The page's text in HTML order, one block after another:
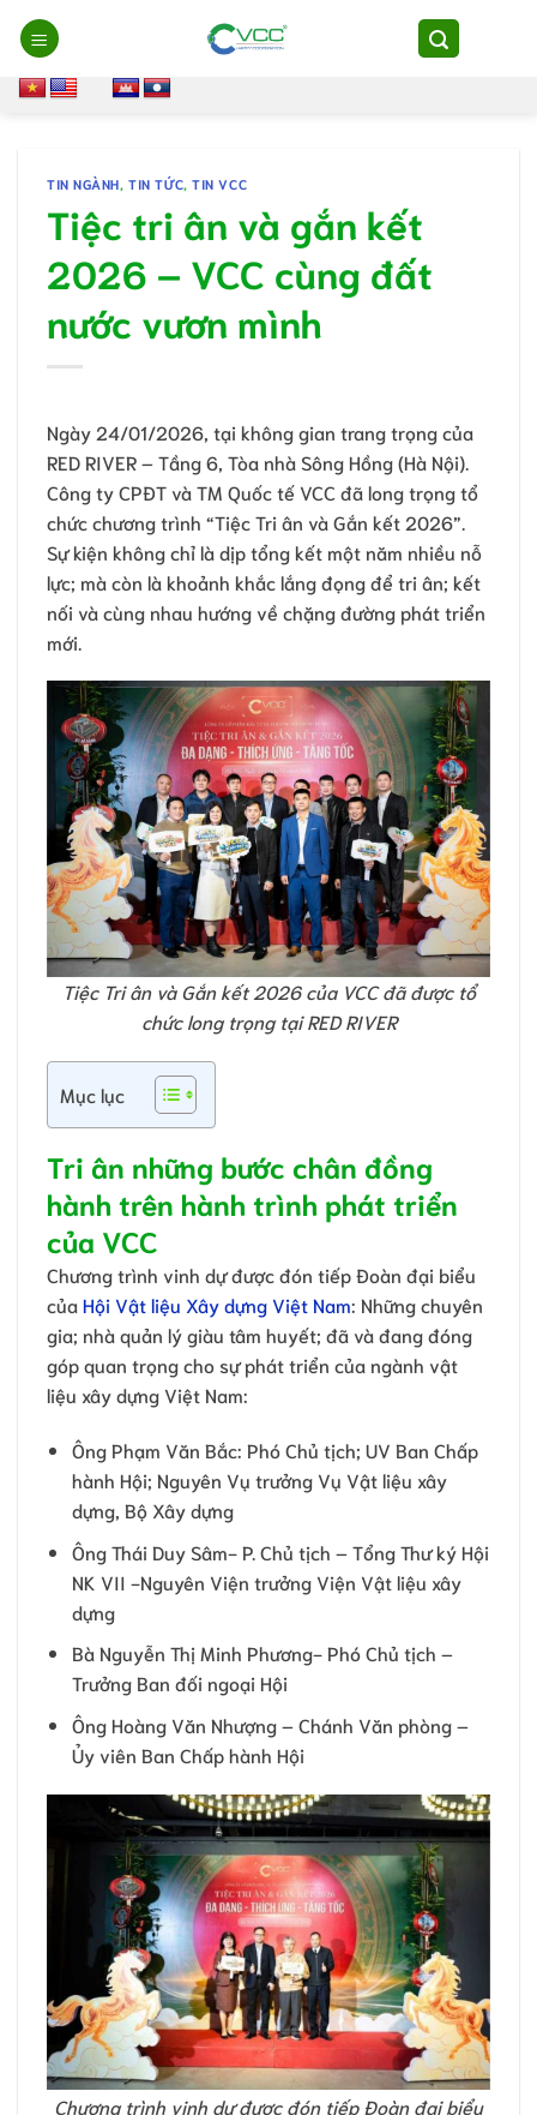
Chuyển
đến
nội
dung
TIN NGÀNH,TIN TỨC,TIN VCC
Tiệc tri ân và gắn kết
2026 – VCC cùng đất
nước vươn mình
Ngày 24/01/2026, tại không gian trang trọng của
RED RIVER – Tầng 6, Tòa nhà Sông Hồng (Hà Nội).
Công ty CPĐT và TM Quốc tế VCC đã long trọng tổ
chức chương trình “Tiệc Tri ân và Gắn kết 2026”.
Sự kiện không chỉ là dịp tổng kết một năm nhiều nỗ
lực; mà còn là khoảnh khắc lắng đọng để tri ân; kết
nối và cùng nhau hướng về chặng đường phát triển
mới.
Tiệc Tri ân và Gắn kết 2026 của VCC đã được tổ
chức long trọng tại RED RIVER
Mục lục
Tri ân những bước chân đồng
hành trên hành trình phát triển
của VCC
Chương trình vinh dự được đón tiếp Đoàn đại biểu
của Hội Vật liệu Xây dựng Việt Nam: Những chuyên
gia; nhà quản lý giàu tâm huyết; đã và đang đóng
góp quan trọng cho sự phát triển của ngành vật
liệu xây dựng Việt Nam:
Ông Phạm Văn Bắc: Phó Chủ tịch; UV Ban Chấp
hành Hội; Nguyên Vụ trưởng Vụ Vật liệu xây
dựng, Bộ Xây dựng
Ông Thái Duy Sâm- P. Chủ tịch – Tổng Thư ký Hội
NK VII -Nguyên Viện trưởng Viện Vật liệu xây
dựng
Bà Nguyễn Thị Minh Phương- Phó Chủ tịch –
Trưởng Ban đối ngoại Hội
Ông Hoàng Văn Nhượng – Chánh Văn phòng –
Ủy viên Ban Chấp hành Hội
Chương trình vinh dự được đón tiếp Đoàn đại biểu